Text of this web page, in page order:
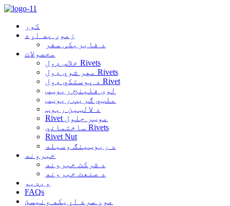
کور
زموږ په اړه
د فابریکې سفر
محصولات
خلاص ډول Rivets
مهر شوي ډول Rivets
د پوستکي ډول Rivet
لوی فلینج ریوټس
ملټي ګریپ ریوټس
د لالټین ریوټ
Rivet موټر چلول
ساختماني Rivets
Rivet Nut
د ریوټینګ وسیله
خبرونه
د شرکت خبرونه
د صنعت خبرونه
ویډیو
FAQs
موږ سره اړیکه ونیسئ